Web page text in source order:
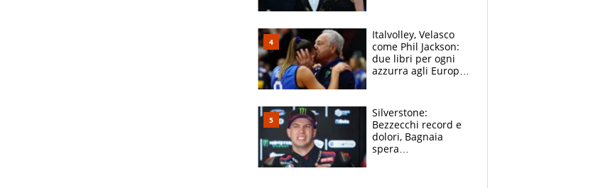
sfondo
Italvolley, Velasco
come Phil Jackson:
due libri per ogni
azzurra agli Europei.
Silverstone:
Bezzecchi record e
dolori, Bagnaia
spera